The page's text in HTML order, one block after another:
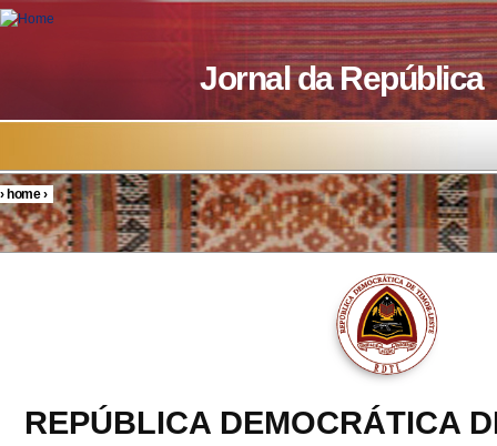
Skip to main content
Jornal da República
You are here
›home›
REPÚBLICA DEMOCRÁTICA